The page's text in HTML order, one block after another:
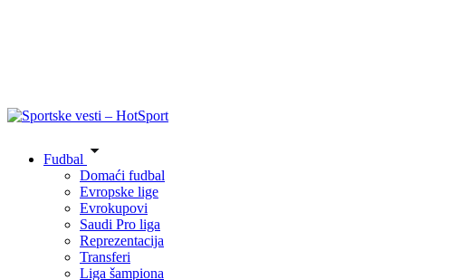
Fudbal
Domaći fudbal
Evropske lige
Evrokupovi
Saudi Pro liga
Reprezentacija
Transferi
Liga šampiona